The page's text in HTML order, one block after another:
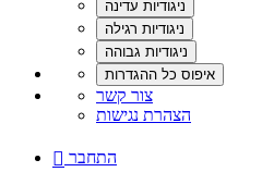
צור קשר
הצהרת נגישות
 התחבר